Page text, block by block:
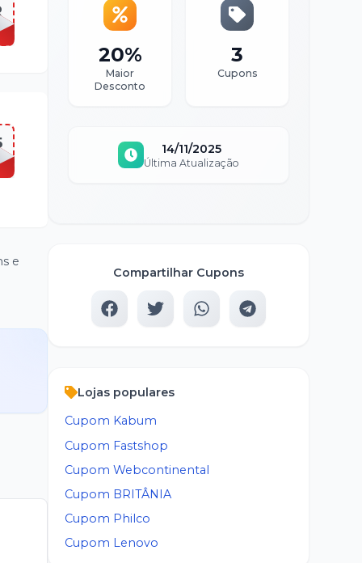
e
20%
Maior
Desconto
3
Cupons
14/11/2025
Última Atualização
Compartilhar Cupons
Lojas populares
Cupom Kabum
Cupom Fastshop
CupomWebcontinental
Cupom BRITÂNIA
Cupom Philco
Cupom Lenovo